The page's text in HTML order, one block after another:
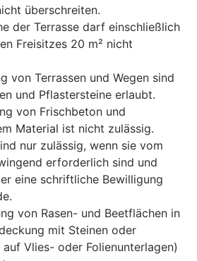
überschreiten.
der Terrasse darf einschließlich
Freisitzes 20 m² nicht
von Terrassen und Wegen sind
und Pflastersteine erlaubt.
von Frischbeton und
Material ist nicht zulässig.
nur zulässig, wenn sie vom
erforderlich sind und
eine schriftliche Bewilligung
von Rasen- und Beetflächen in
mit Steinen oder
Vlies- oder Folienunterlagen)